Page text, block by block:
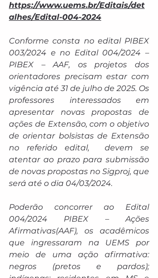
https://www.uems.br/Editais/det
alhes/Edital-004-2024
Conforme consta no edital PIBEX
003/2024 e no Edital 004/2024 –
PIBEX – AAF, os projetos dos
orientadores precisam estar com
vigência até 31 de julho de 2025. Os
professores interessados em
apresentar novas propostas de
ações de Extensão, com o objetivo
de orientar bolsistas de Extensão
no referido edital,  devem se
atentar ao prazo para submissão
de novas propostas no Sigproj, que
será até o dia 04/03/2024.
Poderão concorrer ao Edital
004/2024 PIBEX – Ações
Afirmativas(AAF), os acadêmicos
que ingressaram na UEMS por
meio de uma ação afirmativa:
negros (pretos e pardos);